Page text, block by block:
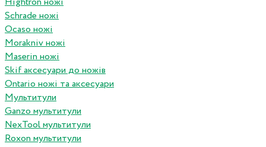
Schrade ножі
Ocaso ножі
Morakniv ножі
Maserin ножі
Skif аксесуари до ножів
Ontario ножі та аксесуари
Мультитули
Ganzo мультитули
NexTool мультитули
Roxon мультитули